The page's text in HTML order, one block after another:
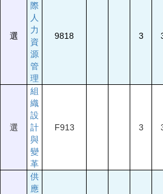
選
際
人
力
資
源
管
理
9818 3
選
組
織
設
計
與
變
革
F913 3
供
應